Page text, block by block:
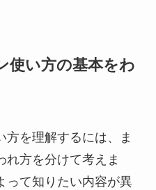
使い方の基本をわ
方を理解するには、ま
れ方を分けて考えま
って知りたい内容が異